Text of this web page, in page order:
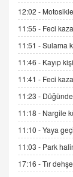
12:02 -
11:55 - Feci kaza
11:51 -Sulama
11:46 - Kayıp
11:41 - Feci kaza
11:23 -
11:18 - Nargile
11:10 -Yaya
11:03 - Park
17:16 -Tır